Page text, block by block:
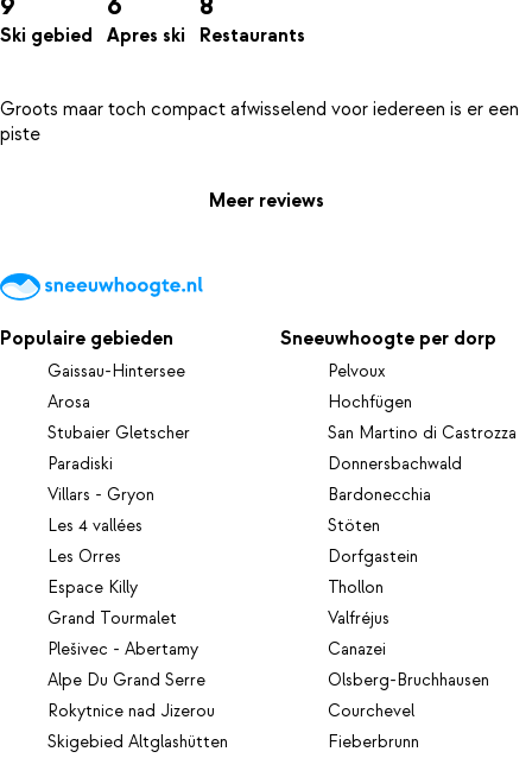
Ski gebied Apres ski Restaurants
Groots maar toch compact afwisselend voor iedereen is er een
Meer reviews
Populaire gebieden
Gaissau-Hintersee
Arosa
Stubaier Gletscher
Paradiski
Villars - Gryon
Les 4 vallées
Les Orres
Espace Killy
Grand Tourmalet
Plešivec - Abertamy
Alpe Du Grand Serre
Rokytnice nad Jizerou
Skigebied Altglashütten
Sneeuwhoogte per dorp
Pelvoux
Hochfügen
San Martino di Castrozza
Donnersbachwald
Bardonecchia
Stöten
Dorfgastein
Thollon
Valfréjus
Canazei
Olsberg-Bruchhausen
Courchevel
Fieberbrunn